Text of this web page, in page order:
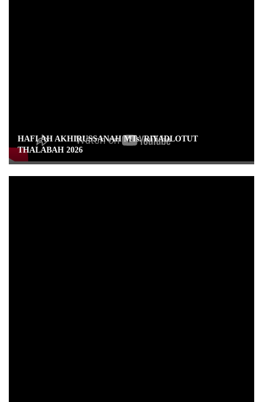
HAFLAH AKHIRUSSANAH MTs. RIYADLOTUT
THALABAH 2026